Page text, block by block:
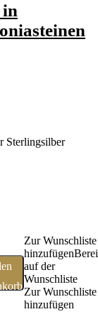
Sterlingsilber
Zur Wunschliste
hinzufügen
auf der
Wunschliste
Zur Wunschliste
hinzufügen